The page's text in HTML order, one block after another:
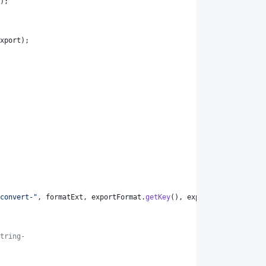
);
" , formatExt , exportFormat .getKey(), exportFormat